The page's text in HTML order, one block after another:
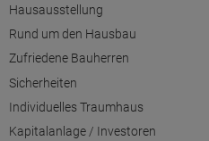
Hausausstellung
Rund um den Hausbau
Zufriedene Bauherren
Sicherheiten
Individuelles Traumhaus
Kapitalanlage / Investoren